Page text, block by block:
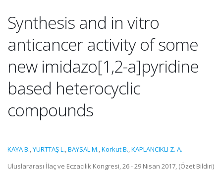
Synthesis and in vitro
anticancer activity of some
new imidazo[1,2-a]pyridine
based heterocyclic
compounds
KAYA B.,YURTTAŞ L.,BAYSAL M.,Korkut B.,KAPLANCIKLI Z. A.
Uluslararası İlaç ve Eczacılık Kongresi, 26 - 29 Nisan 2017, (Özet Bildiri)